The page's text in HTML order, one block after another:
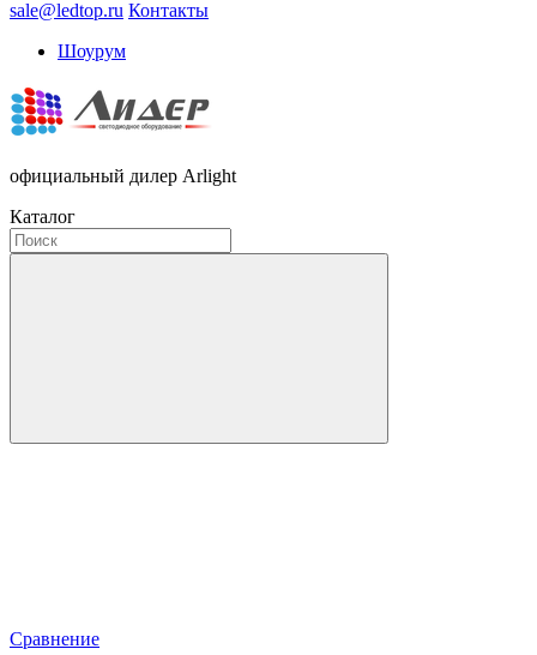
sale@ledtop.ru Контакты
Шоурум
официальный дилер Arlight
Каталог
Сравнение